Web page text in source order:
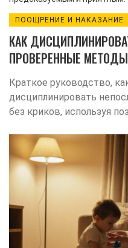
ПООЩРЕНИЕ И НАКАЗАНИЕ
КАК
ПРОВЕРЕННЫЕ МЕТОДЫ
Краткое руководство,
дисциплинировать
без криков, используя
и эмоциональную